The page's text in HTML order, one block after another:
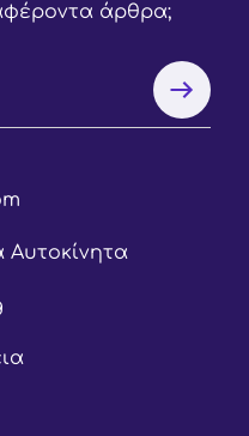
άρθρα;
Αυτοκίνητα